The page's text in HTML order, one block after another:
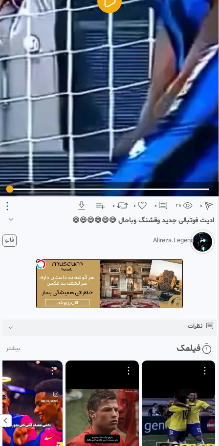
تبلیغ 1 از 2
0 0 0 28 0
ادیت فوتبالی جدید وقشنگ وباحال 😅😄😅😄😆😆
ممنون از حمایتتان با تشکر که ما را دنبال کردید
Alireza.Legend فالو
نظرات
فیلمک بیشتر